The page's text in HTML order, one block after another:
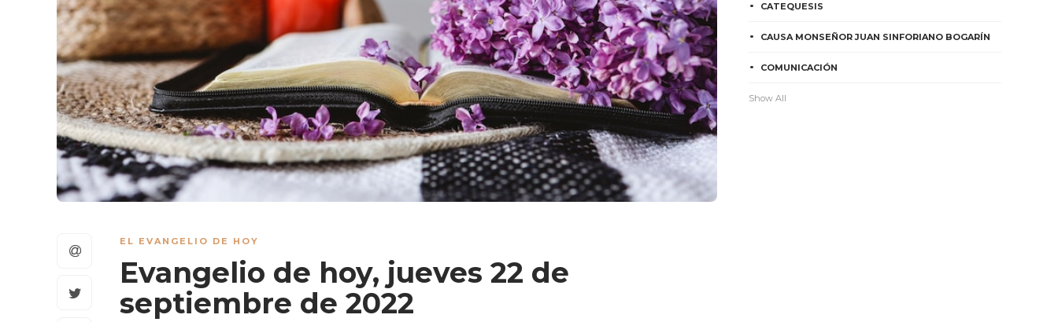
EL EVANGELIO DE HOY
Evangelio de hoy, jueves 22 de
septiembre de 2022
CATEQUESIS
CAUSA MONSEÑOR JUAN SINFORIANO BOGARÍN
COMUNICACIÓN
Show All